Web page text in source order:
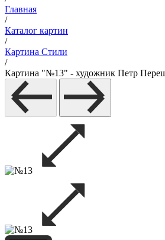
Главная
/
Каталог картин
/
Картина Стили
/
Картина "№13" - художник Петр